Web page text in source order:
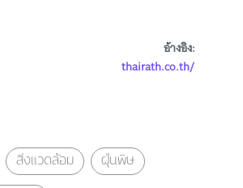
อ้างอิง:
thairath.co.th/
สิ่งแวดล้อม ฝุ่นพิษ